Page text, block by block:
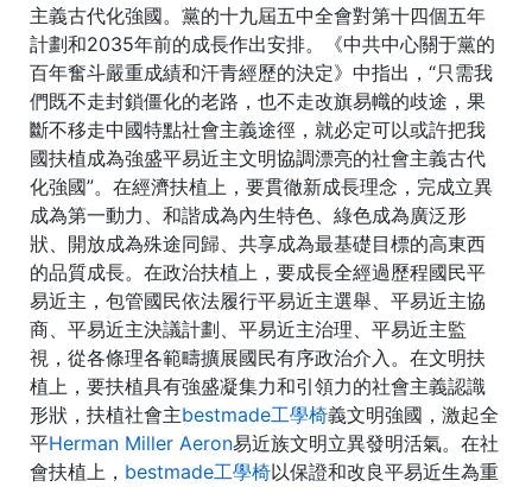
主義古代化強國。黨的十九屆五中全會對第十四個五年
計劃和2035年前的成長作出安排。《中共中心關于黨的
百年奮斗嚴重成績和汗青經歷的決定》中指出，“只需我
們既不走封鎖僵化的老路，也不走改旗易幟的歧途，果
斷不移走中國特點社會主義途徑，就必定可以或許把我
國扶植成為強盛平易近主文明協調漂亮的社會主義古代
化強國”。在經濟扶植上，要貫徹新成長理念，完成立異
成為第一動力、和諧成為內生特色、綠色成為廣泛形
狀、開放成為殊途同歸、共享成為最基礎目標的高東西
的品質成長。在政治扶植上，要成長全經過歷程國民平
易近主，包管國民依法履行平易近主選舉、平易近主協
商、平易近主決議計劃、平易近主治理、平易近主監
視，從各條理各範疇擴展國民有序政治介入。在文明扶
植上，要扶植具有強盛凝集力和引領力的社會主義認識
形狀，扶植社會主bestmade工學椅義文明強國，激起全
平Herman Miller Aeron易近族文明立異發明活氣。在社
會扶植上， bestmade工學椅以保證和改良平易近生為重